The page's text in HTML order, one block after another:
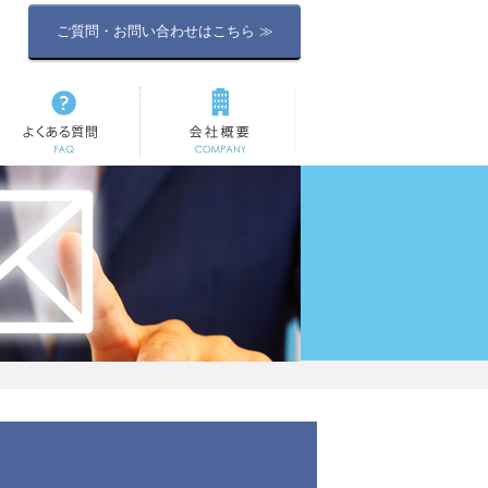
ご質問・お問い合わせはこちら ≫
よくある質問 会社概要